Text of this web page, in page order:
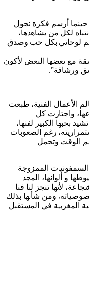
أرسم فكرة تجول
لكل من يشاهدها،
لوحاتي بكل حب وصدق
مع بعضها البعض لأكون
ورشاقة”.
الأعمال الفنية، طبعت
واجتازت كل
بحبها الكبير لفنها،
رغم الصعوبات
الوقت وتحمل
السمفونيات الممزوجة
و ألوانها، المجد
لأنها تنجز لنا فنا
ومن شأنها بذلك
المغربية في المستقبل